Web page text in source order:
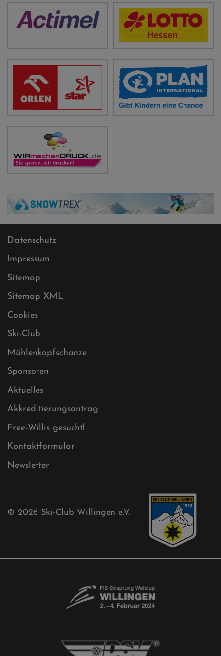
Datenschutz
Impressum
Sitemap
Sitemap XML
Cookies
Ski-Club
Mühlenkopfschanze
Sponsoren
Aktuelles
Akkreditierungsantrag
Free-Willis gesucht!
Kontaktformular
Newsletter
© 2026 Ski-Club Willingen e.V.